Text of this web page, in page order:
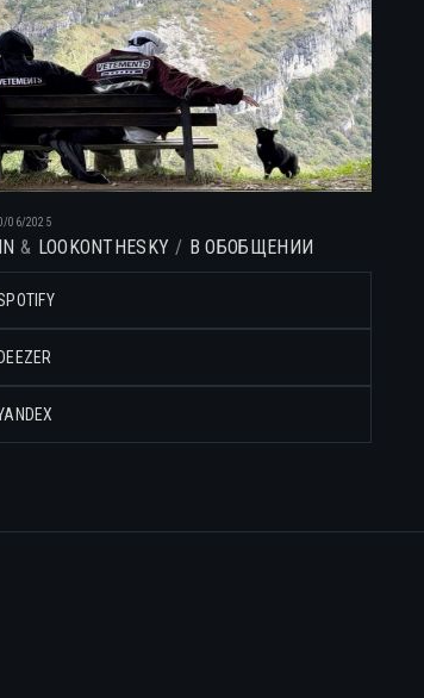
06/2025
LOOKONTHESKY В ОБОБЩЕНИИ
DEEZER